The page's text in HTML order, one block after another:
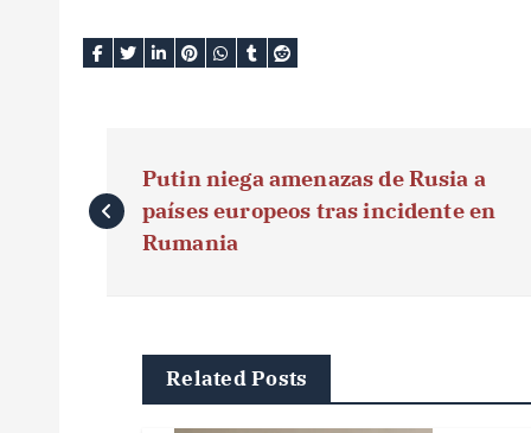
a
Putin niega amenazas de Rusia a
países europeos tras incidente en
Rumania
Related Posts